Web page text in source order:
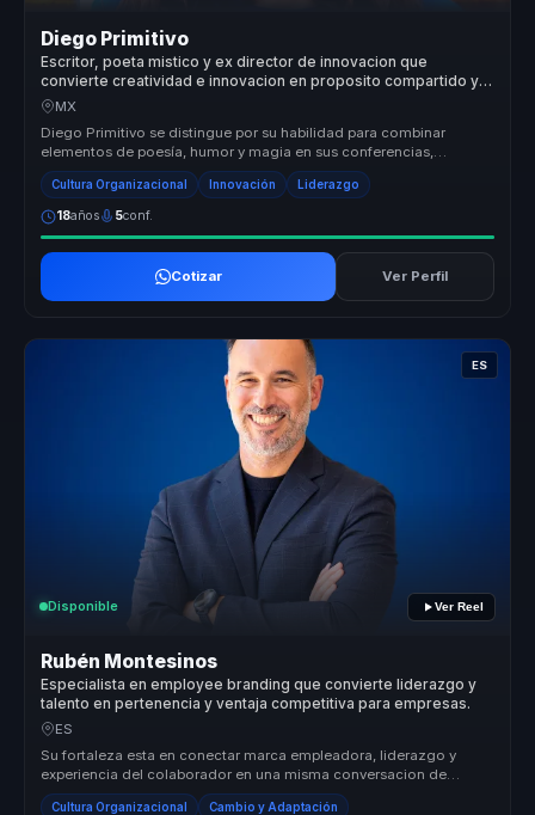
Diego Primitivo
Escritor, poeta mistico y ex director de innovacion que
convierte creatividad e innovacion en proposito compartido y
cohesion para organizaciones y equipos.
MX
Diego Primitivo se distingue por su habilidad para combinar
elementos de poesía, humor y magia en sus conferencias,
creando experiencias ...
Cultura Organizacional Innovación Liderazgo
18años 5conf.
Cotizar Ver Perfil
ES
Disponible Ver Reel
Rubén Montesinos
Especialista en employee branding que convierte liderazgo y
talento en pertenencia y ventaja competitiva para empresas.
ES
Su fortaleza esta en conectar marca empleadora, liderazgo y
experiencia del colaborador en una misma conversacion de
negocio. Convierte t...
Cultura Organizacional Cambio y Adaptación